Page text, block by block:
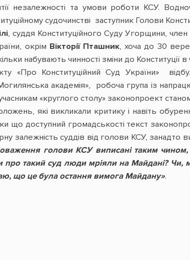
незалежності та умови роботи КСУ.
судочинстві заступник Голови
, суддя Конституційного Суду Угорщини, член
окрім Вікторії Пташник, хоча до 30
набувають чинності зміни до Конституції в
«Про Конституційний Суд України»
академія», робоча група із
«круглого столу» законопроект
які викликали критику і навіть
доступний громадськості текст
залежність суддів від голови КСУ,
голови КСУ виписані таким
про такий суд люди мріяли на Майдані? Чи,
що це була остання вимога Майдану».